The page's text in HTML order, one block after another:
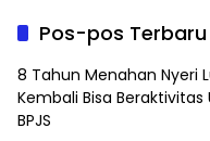
Pos-pos Terbaru
8 Tahun Menahan Nyeri
Kembali Bisa
BPJS